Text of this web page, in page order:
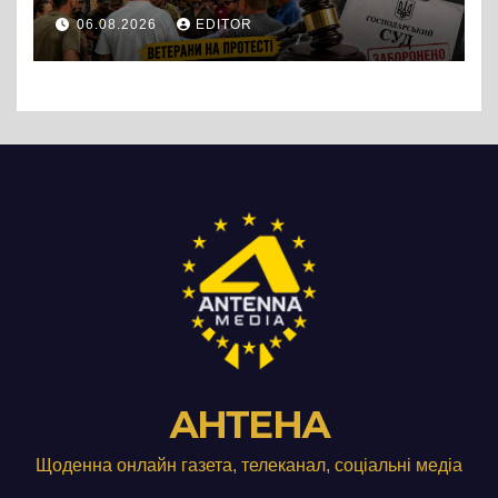
протест до стін
підприємства ТОВ «Омега
Три», що займається
06.08.2026 EDITOR
АНТЕНА
Щоденна онлайн газета, телеканал, соціальні медіа